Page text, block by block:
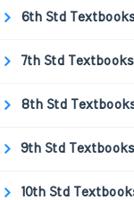
6th Std Textbooks
7th Std Textbooks
8th Std
9th Std Textbooks
10th Std